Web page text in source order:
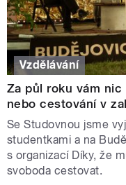
Vzdělávání
Za půl roku vám
nebo cestování v
Se Studovnou jsme
studentkami a na
s organizací Díky, že
svoboda cestovat.